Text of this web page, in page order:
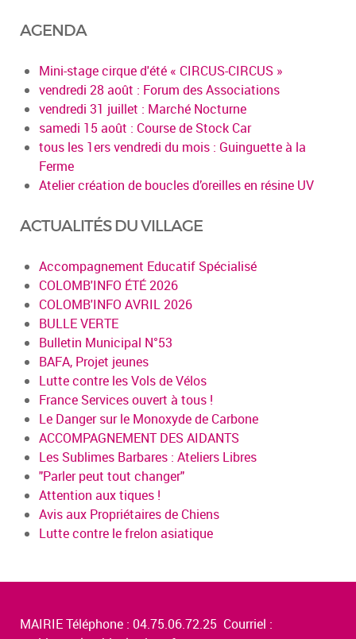
AGENDA
Mini-stage cirque d'été « CIRCUS-CIRCUS »
vendredi 28 août : Forum des Associations
vendredi 31 juillet : Marché Nocturne
samedi 15 août : Course de Stock Car
tous les 1ers vendredi du mois : Guinguette à la
Ferme
Atelier création de boucles d’oreilles en résine UV
ACTUALITÉS DU VILLAGE
Accompagnement Educatif Spécialisé
COLOMB'INFO ÉTÉ 2026
COLOMB'INFO AVRIL 2026
BULLE VERTE
Bulletin Municipal N°53
BAFA, Projet jeunes
Lutte contre les Vols de Vélos
France Services ouvert à tous !
Le Danger sur le Monoxyde de Carbone
ACCOMPAGNEMENT DES AIDANTS
Les Sublimes Barbares : Ateliers Libres
"Parler peut tout changer"
Attention aux tiques !
Avis aux Propriétaires de Chiens
Lutte contre le frelon asiatique
MAIRIE Téléphone : 04.75.06.72.25 Courriel :